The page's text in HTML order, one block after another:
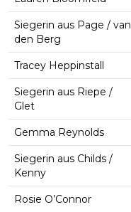
Siegerin aus Page / van
den Berg
Tracey Heppinstall
Siegerin aus Riepe /
Glet
Gemma Reynolds
Siegerin aus Childs /
Kenny
Rosie O’Connor